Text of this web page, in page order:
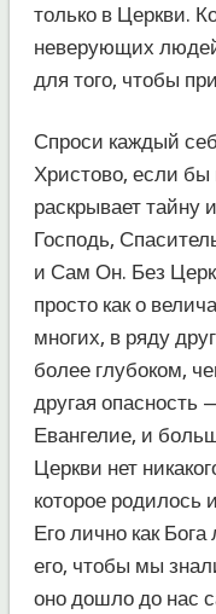
только в Церкви.
неверующих
для того, чтобы
Спроси каждый
Христово, если бы
раскрывает
Господь,
и Сам Он. Без
просто как о
многих, в ряду
более глубоком,
другая опасность
Евангелие, и
Церкви нет
которое
Его лично как
его, чтобы мы
оно дошло до нас